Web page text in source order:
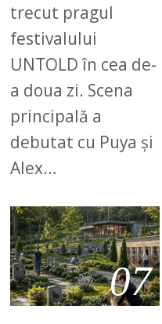
trecut pragul
festivalului
UNTOLD în cea de-
a doua zi. Scena
principală a
debutat cu Puya și
Alex…
07